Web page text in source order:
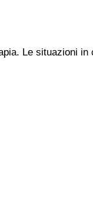
Le situazioni in